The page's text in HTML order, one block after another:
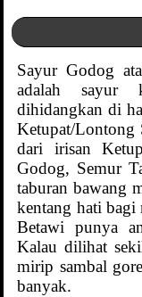
Sayur Godog
adalah sayur
dihidangkan di
Ketupat/Lontong
dari irisan
Godog, Semur
taburan bawang
kentang hati bagi
Betawi punya
Kalau dilihat
mirip sambal
banyak.